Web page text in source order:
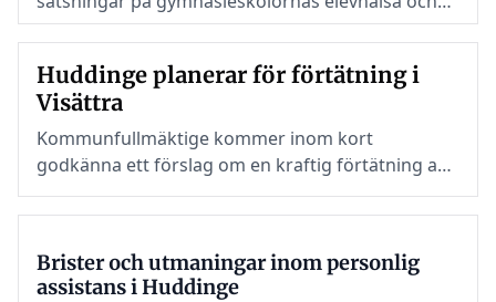
har nu en av de högsta kostnaderna i länet. Men
Huddinge planerar för förtätning i
Visättra
Kommunfullmäktige kommer inom kort
godkänna ett förslag om en kraftig förtätning av
Visättra i kommundelen Flemingsberg då 6 000
invånare ska bli 12 000. SD var det enda partiet
Brister och utmaningar inom personlig
assistans i Huddinge